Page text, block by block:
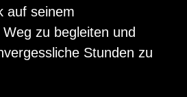
auf seinem
zu begleiten und
Stunden zu